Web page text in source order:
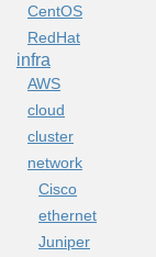
CentOS
RedHat
infra
AWS
cloud
cluster
network
Cisco
ethernet
Juniper